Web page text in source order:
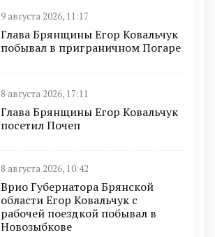
9 августа 2026, 11:17
Глава Брянщины Егор Ковальчук
побывал в приграничном Погаре
8 августа 2026, 17:11
Глава Брянщины Егор Ковальчук
посетил Почеп
8 августа 2026, 10:42
Врио Губернатора Брянской
области Егор Ковальчук с
рабочей поездкой побывал в
Новозыбкове